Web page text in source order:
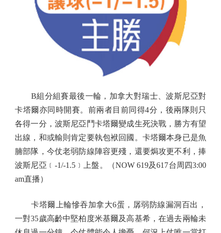
B組分組賽最後一輪，加拿大對瑞士、波斯尼亞對
卡塔爾亦同時開賽。前兩者目前同得4分，後兩隊則只
各得一分，波斯尼亞鬥卡塔爾變成生死決戰，勝方有望
出線，和或輸則肯定要執包袱回國。卡塔爾本身已是魚
腩部隊，今仗老弱防線陣容更殘，還要焗攻更不利，捧
波斯尼亞﹝-1/-1.5﹞上盤。（NOW 619及617台周四3:00
am直播）
卡塔爾上輪慘吞加拿大6蛋，孱弱防線漏洞百出，
一對35歲高齡中堅柏度米基爾及高基希，在過去兩輪未